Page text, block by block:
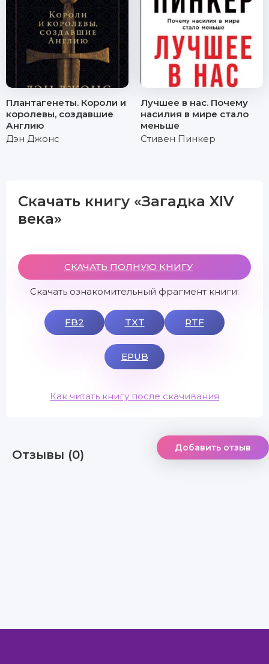
Плантагенеты. Короли и
королевы, создавшие
Англию
Дэн Джонс
Лучшее в нас. Почему
насилия в мире стало
меньше
Стивен Пинкер
Скачать книгу «Загадка XIV
века»
СКАЧАТЬ ПОЛНУЮ КНИГУ
Скачать ознакомительный фрагмент книги:
FB2 TXT RTF
EPUB
Как читать книгу после скачивания
Отзывы (0) Добавить отзыв